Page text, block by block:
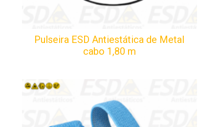
Pulseira ESD Antiestática de Metal
cabo 1,80 m